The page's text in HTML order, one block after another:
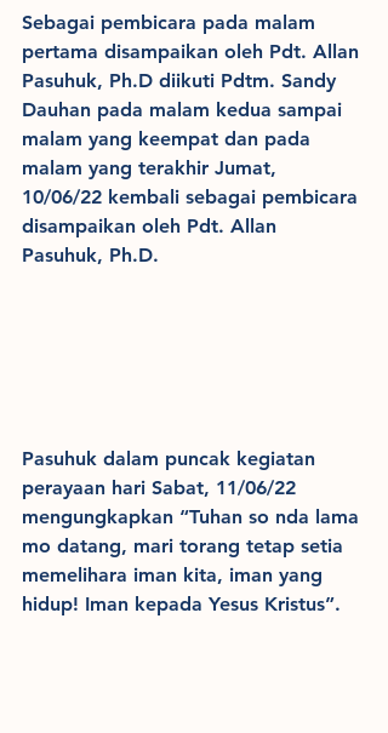
Sebagai pembicara pada malam
pertama disampaikan oleh Pdt. Allan
Pasuhuk, Ph.D diikuti Pdtm. Sandy
Dauhan pada malam kedua sampai
malam yang keempat dan pada
malam yang terakhir Jumat,
10/06/22 kembali sebagai pembicara
disampaikan oleh Pdt. Allan
Pasuhuk, Ph.D.
Pasuhuk dalam puncak kegiatan
perayaan hari Sabat, 11/06/22
mengungkapkan “Tuhan so nda lama
mo datang, mari torang tetap setia
memelihara iman kita, iman yang
hidup! Iman kepada Yesus Kristus”.